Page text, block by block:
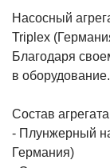
Насосный
Triplex
Благодаря
в оборудование.
Состав
- Плунжерный
Германия)